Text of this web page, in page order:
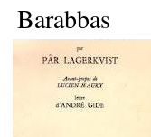
Barabbas